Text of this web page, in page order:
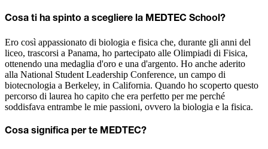
Cosa ti ha spinto a scegliere la MEDTEC School?
Ero così appassionato di biologia e fisica che, durante gli anni del
liceo, trascorsi a Panama, ho partecipato alle Olimpiadi di Fisica,
ottenendo una medaglia d'oro e una d'argento. Ho anche aderito
alla National Student Leadership Conference, un campo di
biotecnologia a Berkeley, in California. Quando ho scoperto questo
percorso di laurea ho capito che era perfetto per me perché
soddisfava entrambe le mie passioni, ovvero la biologia e la fisica.
Cosa significa per te MEDTEC?